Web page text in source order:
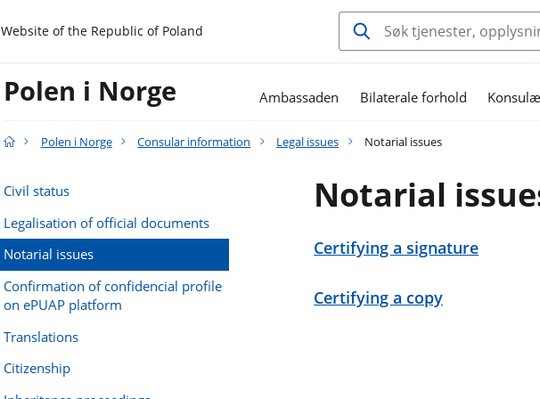
gov.pl
Website of the Republic of Poland
Polen i Norge Ambassaden Bilaterale forhold
Polen i Norge Consular information Legal issues Notarial issues
Civil status
Legalisation of official documents
Notarial issues
Confirmation of confidencial profile
on ePUAP platform
Translations
Citizenship
Notarial
Certifying a signature
Certifying a copy